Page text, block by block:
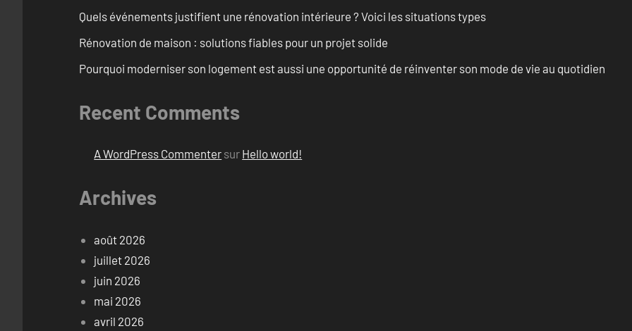
Quels événements justifient une rénovation intérieure ? Voici les situations types
Rénovation de maison : solutions fiables pour un projet solide
Pourquoi moderniser son logement est aussi une opportunité de réinventer son mode de vie au quotidien
Recent Comments
A WordPress Commenter sur Hello world!
Archives
août 2026
juillet 2026
juin 2026
mai 2026
avril 2026